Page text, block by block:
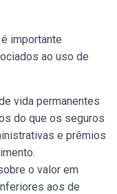
importante
ao uso de
vida permanentes
do que os seguros
e prêmios
o valor em
aos de